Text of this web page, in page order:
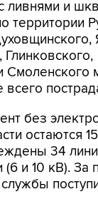
без
34
и 10 кВ). За
стихии